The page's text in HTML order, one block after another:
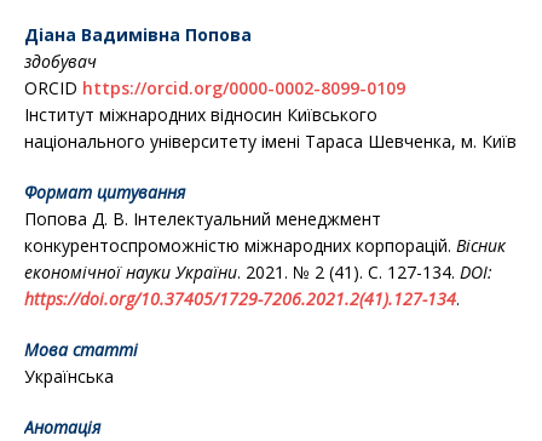
Діана Вадимівна Попова
здобувач
ORCID https://orcid.org/0000-0002-8099-0109
Інститут міжнародних відносин Київського
національного університету імені Тараса Шевченка, м. Київ
Формат цитування
Попова Д. В. Інтелектуальний менеджмент
конкурентоспроможністю міжнародних корпорацій. Вісник
економічної науки України. 2021. № 2 (41). С. 127-134. DOI:
https://doi.org/10.37405/1729-7206.2021.2(41).127-134.
Мова статті
Українська
Анотація